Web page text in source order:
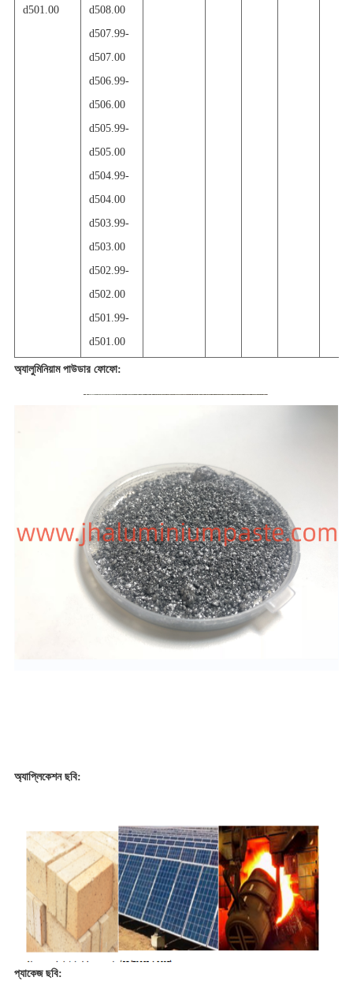
d501.00
d508.00
d507.99-
d507.00
d506.99-
d506.00
d505.99-
d505.00
d504.99-
d504.00
d503.99-
d503.00
d502.99-
d502.00
d501.99-
d501.00
অ্যালুমিনিয়াম পাউডার ফোফো:
অ্যাপ্লিকেশন ছবি:
প্যাকেজ ছবি: